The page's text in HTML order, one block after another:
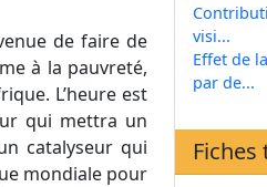
de faire de
à la pauvreté,
L’heure est
qui mettra un
catalyseur qui
mondiale pour
visi...
Effet de
par de...